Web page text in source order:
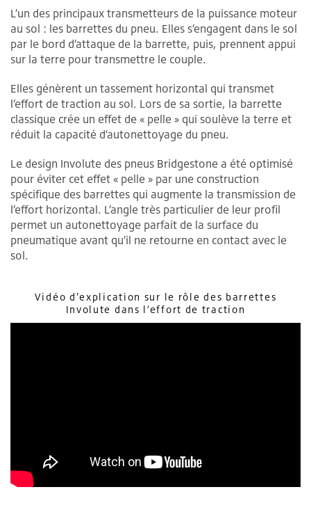
L’un des principaux transmetteurs de la puissance moteur
au sol : les barrettes du pneu. Elles s’engagent dans le sol
par le bord d’attaque de la barrette, puis, prennent appui
sur la terre pour transmettre le couple.
Elles génèrent un tassement horizontal qui transmet
l’effort de traction au sol. Lors de sa sortie, la barrette
classique crée un effet de « pelle » qui soulève la terre et
réduit la capacité d’autonettoyage du pneu.
Le design Involute des pneus Bridgestone a été optimisé
pour éviter cet effet « pelle » par une construction
spécifique des barrettes qui augmente la transmission de
l’effort horizontal. L’angle très particulier de leur profil
permet un autonettoyage parfait de la surface du
pneumatique avant qu’il ne retourne en contact avec le
sol.
Vidéo d'explication sur le rôle des barrettes
Involute dans l’effort de traction